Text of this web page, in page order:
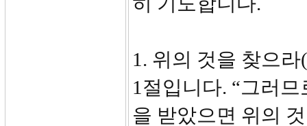
1. 위의 것을 찾으라
1절입니다. “그러
을 받았으면 위의